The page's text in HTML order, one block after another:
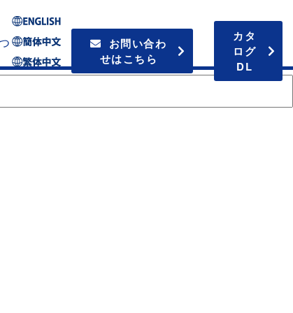
お問い合わ
せはこちら
カタ
ログ
DL